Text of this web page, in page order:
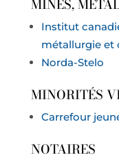
MINES,
Institut
métallurgie et
Norda-Stelo
MINORITÉS
Carrefour
NOTAIRES